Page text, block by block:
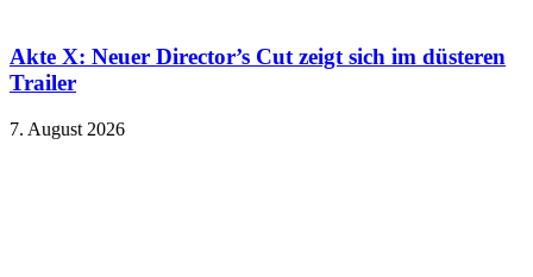
Akte X: Neuer Director’s Cut zeigt sich im düsteren
Trailer
7. August 2026